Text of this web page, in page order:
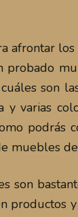
afrontar
probado
son
y varias
muebles
son
productos